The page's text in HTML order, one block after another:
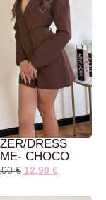
DRESS
CHOCO
€ 12,90 €